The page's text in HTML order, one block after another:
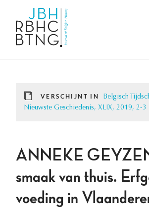
VERSCHIJNT IN
Belgisch
Nieuwste Geschiedenis, XLIX, 2019, 2-3
ANNEKE
smaak van thuis.
voeding in